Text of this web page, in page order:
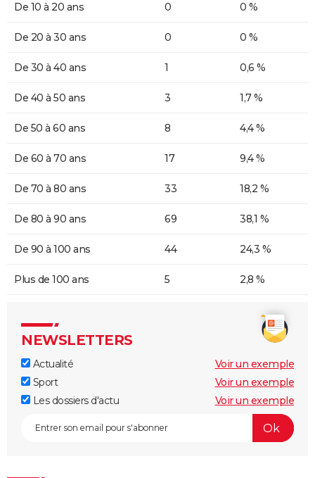
De 10 à 20 ans 0 0 %
De 20 à 30 ans 0 0 %
De 30 à 40 ans 1 0,6 %
De 40 à 50 ans 3 1,7 %
De 50 à 60 ans 8 4,4 %
De 60 à 70 ans 17 9,4 %
De 70 à 80 ans 33 18,2 %
De 80 à 90 ans 69 38,1 %
De 90 à 100 ans 44 24,3 %
Plus de 100 ans 5 2,8 %
NEWSLETTERS
Actualité
Voir un exemple
Sport
Voir un exemple
Les dossiers d'actu
Voir un exemple